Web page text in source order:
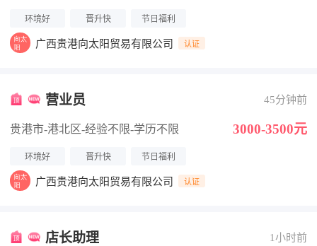
环境好 晋升快 节日福利
广西贵港向太阳贸易有限公司 认证
营业员 45分钟前
贵港市-港北区-经验不限-学历不限 3000-3500元
环境好 晋升快 节日福利
广西贵港向太阳贸易有限公司 认证
店长助理 1小时前